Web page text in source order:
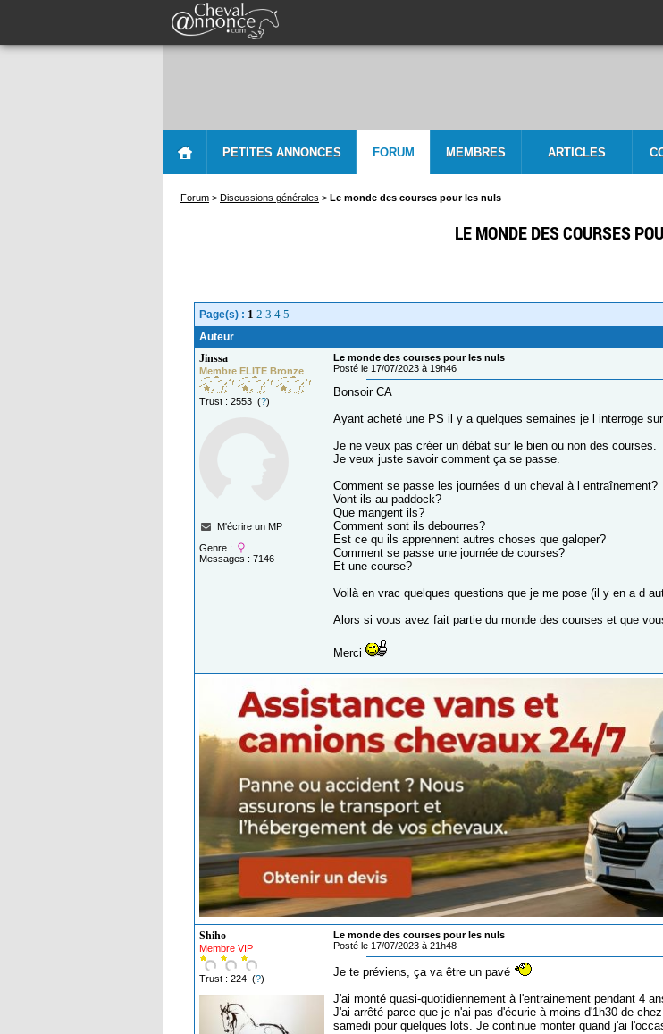
PETITES ANNONCES FORUM MEMBRES ARTICLES
Forum > Discussions générales > Le monde des courses pour les nuls
LE MONDE DES COURSES
Page(s) : 1 2 3 4 5
Auteur
Jinssa
Membre ELITE Bronze
Trust : 2553 (?)
M'écrire un MP
Genre :
Messages : 7146
Le monde des courses pour les nuls
Posté le 17/07/2023 à 19h46
Bonsoir CA
Ayant acheté une PS il y a quelques semaines je l interroge
Je ne veux pas créer un débat sur le bien ou non des courses.
Je veux juste savoir comment ça se passe.
Comment se passe les journées d un cheval à l entraînement?
Vont ils au paddock?
Que mangent ils?
Comment sont ils debourres?
Est ce qu ils apprennent autres choses que galoper?
Comment se passe une journée de courses?
Et une course?
Voilà en vrac quelques questions que je me pose (il y en a d
Alors si vous avez fait partie du monde des courses et que
Merci
Shiho
Membre VIP
Trust : 224 (?)
Le monde des courses pour les nuls
Posté le 17/07/2023 à 21h48
Je te préviens, ça va être un pavé
J'ai monté quasi-quotidiennement à l'entrainement pendant 4
J'ai arrêté parce que je n'ai pas d'écurie à moins d'1h30 de
samedi pour quelques lots. Je continue monter quand j'ai